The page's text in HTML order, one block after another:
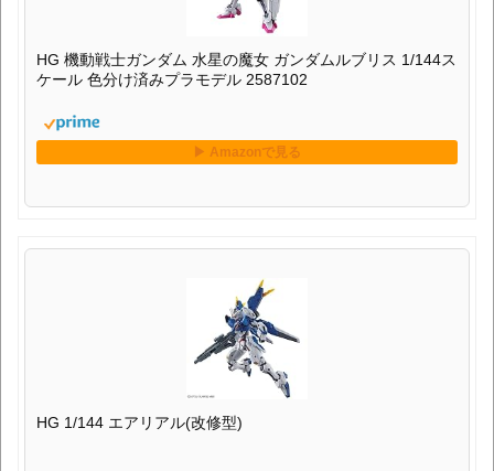
HG 機動戦士ガンダム 水星の魔女 ガンダムルブリス 1/144ス
ケール 色分け済みプラモデル 2587102
HG 1/144 エアリアル(改修型)